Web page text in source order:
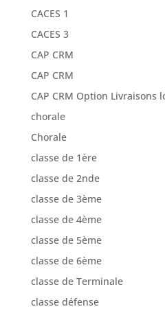
CACES 1
CACES 3
CAP CRM
CAP CRM
CAP CRM Option Livraisons
chorale
Chorale
classe de 1ère
classe de 2nde
classe de 3ème
classe de 4ème
classe de 5ème
classe de 6ème
classe de Terminale
classe défense